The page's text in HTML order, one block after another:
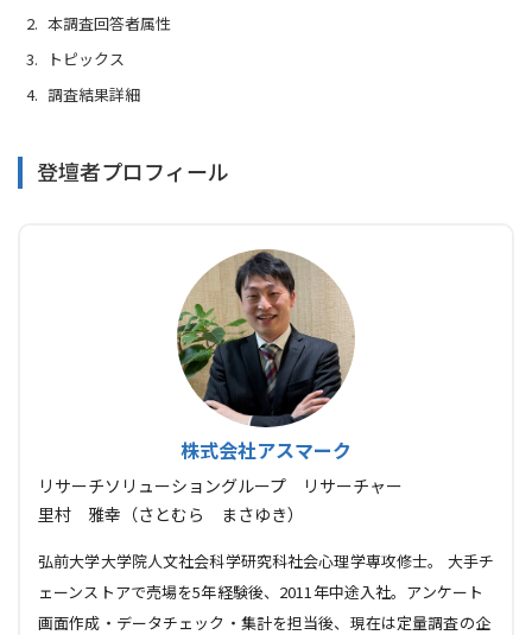
本調査回答者属性
トピックス
調査結果詳細
登壇者プロフィール
株式会社アスマーク
リサーチソリューショングループ リサーチャー
里村 雅幸（さとむら まさゆき）
弘前大学大学院人文社会科学研究科社会心理学専攻修士。 大手チ
ェーンストアで売場を5年経験後、2011年中途入社。アンケート
画面作成・データチェック・集計を担当後、現在は定量調査の企